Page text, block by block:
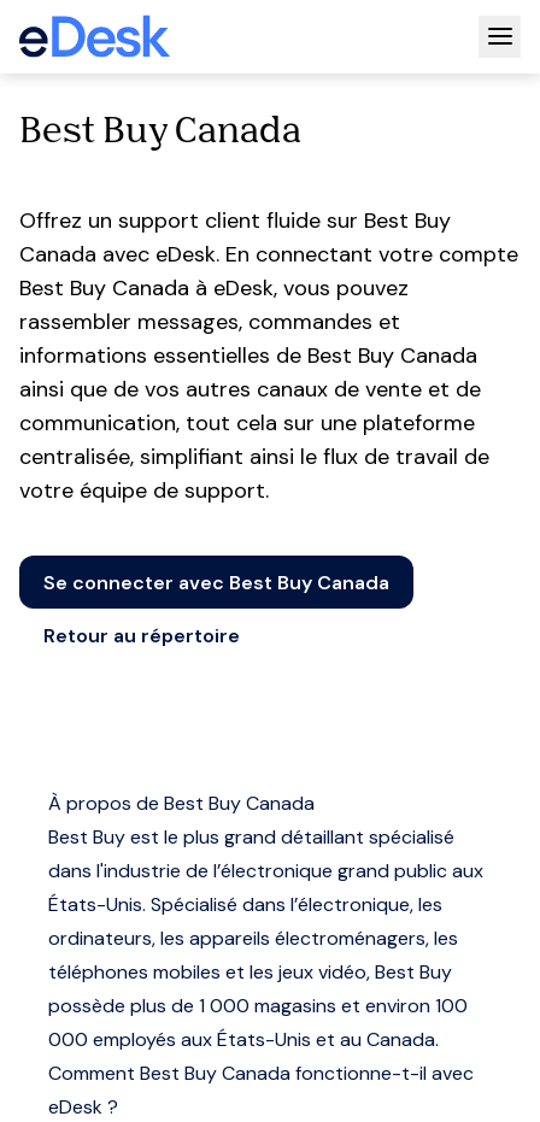
Best Buy Canada
Offrez un support client fluide sur Best Buy
Canada avec eDesk. En connectant votre compte
Best Buy Canada à eDesk, vous pouvez
rassembler messages, commandes et
informations essentielles de Best Buy Canada
ainsi que de vos autres canaux de vente et de
communication, tout cela sur une plateforme
centralisée, simplifiant ainsi le flux de travail de
votre équipe de support.
Se connecter avec Best Buy Canada
Retour au répertoire
À propos de Best Buy Canada
Best Buy est le plus grand détaillant spécialisé
dans l'industrie de l’électronique grand public aux
États-Unis. Spécialisé dans l’électronique, les
ordinateurs, les appareils électroménagers, les
téléphones mobiles et les jeux vidéo, Best Buy
possède plus de 1 000 magasins et environ 100
000 employés aux États-Unis et au Canada.
Comment Best Buy Canada fonctionne-t-il avec
eDesk ?